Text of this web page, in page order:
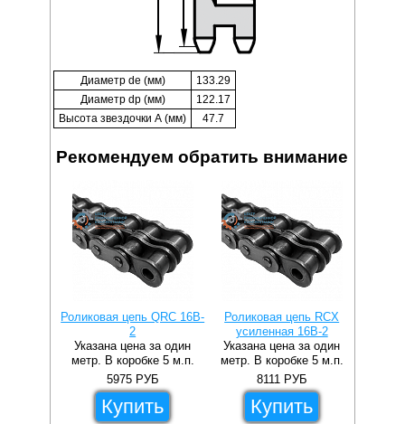
Диаметр de (мм)
133.29
Диаметр dp (мм)
122.17
Высота звездочки А (мм)
47.7
Рекомендуем обратить внимание
Роликовая цепь QRC 16B-
2
Указана цена за один
метр. В коробке 5 м.п.
5975 РУБ
Купить
Роликовая цепь RCX
усиленная 16B-2
Указана цена за один
метр. В коробке 5 м.п.
8111 РУБ
Купить